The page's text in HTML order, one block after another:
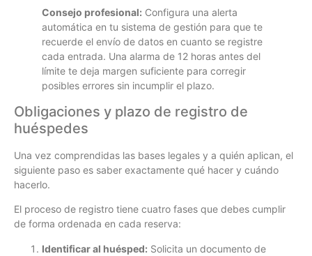
Consejo profesional: Configura una alerta
automática en tu sistema de gestión para que te
recuerde el envío de datos en cuanto se registre
cada entrada. Una alarma de 12 horas antes del
límite te deja margen suficiente para corregir
posibles errores sin incumplir el plazo.
Obligaciones y plazo de registro de
huéspedes
Una vez comprendidas las bases legales y a quién aplican, el
siguiente paso es saber exactamente qué hacer y cuándo
hacerlo.
El proceso de registro tiene cuatro fases que debes cumplir
de forma ordenada en cada reserva:
Identificar al huésped: Solicita un documento de